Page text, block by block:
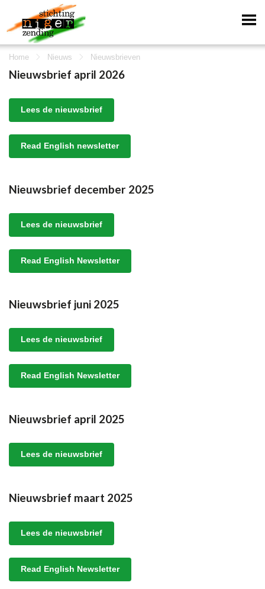
Home Nieuws Nieuwsbrieven
Nieuwsbrief april 2026
Lees de nieuwsbrief
Read English newsletter
Nieuwsbrief december 2025
Lees de nieuwsbrief
Read English Newsletter
Nieuwsbrief juni 2025
Lees de nieuwsbrief
Read English Newsletter
Nieuwsbrief april 2025
Lees de nieuwsbrief
Nieuwsbrief maart 2025
Lees de nieuwsbrief
Read English Newsletter